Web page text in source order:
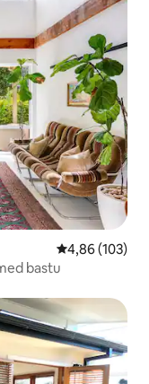
4,86 av 5 i
4,86 (103)
bastu